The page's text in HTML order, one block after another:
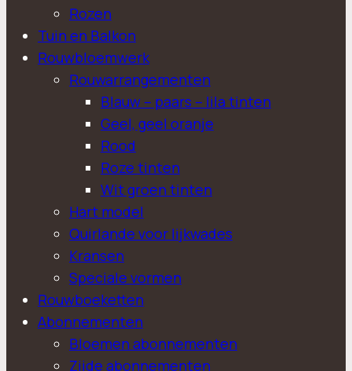
Rozen
Tuin en Balkon
Rouwbloemwerk
Rouwarrangementen
Blauw – paars – lila tinten
Geel, geel oranje
Rood
Roze tinten
Wit groen tinten
Hart model
Quirlande voor lijkwades
Kransen
Speciale vormen
Rouwboeketten
Abonnementen
Bloemen abonnementen
Zijde abonnementen